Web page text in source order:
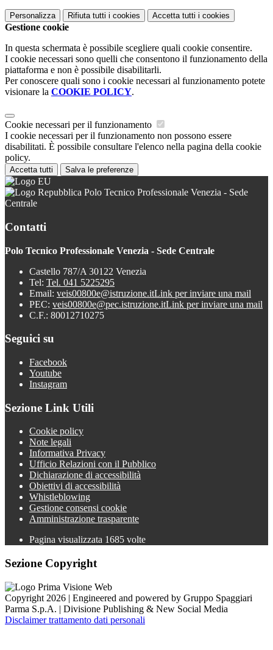
Personalizza Rifiuta tutti i cookies Accetta tutti i cookies
Gestione cookie
In questa schermata è possibile scegliere quali cookie consentire.
I cookie necessari sono quelli che consentono il funzionamento della
piattaforma e non è possibile disabilitarli.
Per conoscere quali sono i cookie necessari al funzionamento potete
visionare la COOKIE POLICY.
Cookie necessari per il funzionamento
I cookie necessari per il funzionamento non possono essere
disabilitati. È possibile consultare l'elenco nella pagina della cookie
policy.
Accetta tutti Salva le preferenze
Polo Tecnico Professionale Venezia - Sede
Centrale
Contatti
Polo Tecnico Professionale Venezia - Sede Centrale
Castello 787/A 30122 Venezia
Tel: Tel. 041 5225295
Email: veis00800e@istruzione.itLink per inviare una mail
PEC: veis00800e@pec.istruzione.itLink per inviare una mail
C.F.: 80012710275
Seguici su
Facebook
Youtube
Instagram
Sezione Link Utili
Cookie policy
Note legali
Informativa Privacy
Ufficio Relazioni con il Pubblico
Dichiarazione di accessibilità
Obiettivi di accessibilità
Whistleblowing
Gestione consensi cookie
Amministrazione trasparente
Pagina visualizzata 1685 volte
Sezione Copyright
Copyright 2026 | Engineered and powered by Gruppo Spaggiari
Parma S.p.A. | Divisione Publishing & New Social Media
Disclaimer trattamento dati personali